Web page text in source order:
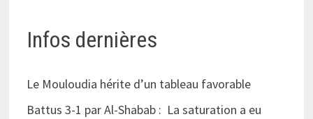
Infos dernières
Le Mouloudia hérite d’un tableau favorable
Battus 3-1 par Al-Shabab : La saturation a eu